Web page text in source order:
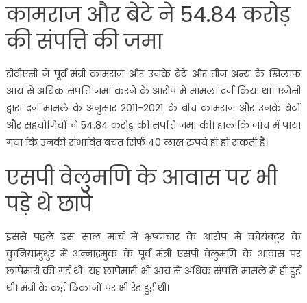
कामराज और बेटे ने 54.84 करोड़
की संपत्ति की जमा
डीवीएसी ने पूर्व मंत्री कामराज और उनके बेटे और तीन अन्य के खिलाफ
आय से अधिक संपत्ति जमा करने के आरोप में मामला दर्ज किया था। एजेंसी
द्वारा दर्ज मामले के अनुसार 2011-2021 के बीच कामराज और उनके बेटों
और सहयोगियों ने 54.84 करोड़ की संपत्ति जमा की। हालांकि जांच में पाया
गया कि उनकी संभावित बचत सिर्फ 40 लाख रुपये ही हो सकती है।
एसपी वेलुमणि के आवास पर भी
पड़े थे छापे
इससे पहले इस साल मार्च में भ्रष्टाचार के आरोप में कोयंबटूर के
कुनियामुथुर में अन्नाद्रमुक के पूर्व मंत्री एसपी वेलुमणि के आवास पर
छापेमारी की गई थी। यह छापेमारी भी आय से अधिक संपत्ति मामले में ही हुई
थी। मंत्री के कई ठिकानों पर भी रेड हुई थी।